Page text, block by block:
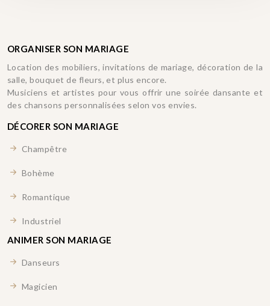
ORGANISER SON MARIAGE
Location des mobiliers, invitations de mariage, décoration de la
salle, bouquet de fleurs, et plus encore.
Musiciens et artistes pour vous offrir une soirée dansante et
des chansons personnalisées selon vos envies.
DÉCORER SON MARIAGE
Champêtre
Bohème
Romantique
Industriel
ANIMER SON MARIAGE
Danseurs
Magicien